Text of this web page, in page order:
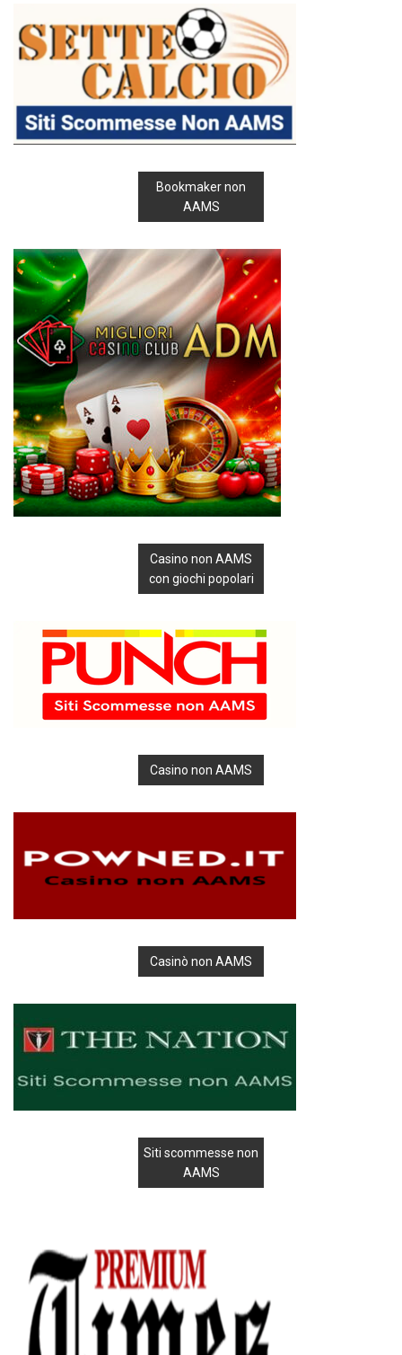
Bookmaker non
AAMS
Casino non AAMS
con giochi popolari
Casino non AAMS
Casinò non AAMS
Siti scommesse non
AAMS